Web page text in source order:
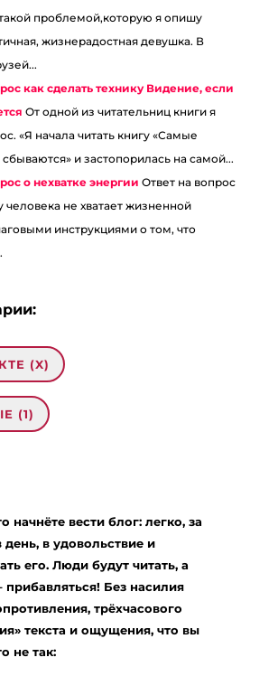
проблемой,которую я опишу
жизнерадостная девушка. В
как сделать технику Видение, если
От одной из читательниц книги я
«Я начала читать книгу «Самые
и застопорилась на самой...
о нехватке энергии Ответ на вопрос
человека не хватает жизненной
инструкциями о том, что
(X)
(1)
:
Вам большое… Вы правы, наверно я
не особо правильно! Спасибо, я
изменить свою тактику… Спасибо
что уделили мне время!
начнёте вести блог: легко, за
день, в удовольствие и
его. Люди будут читать, а
прибавляться! Без насилия
трёхчасового
текста и ощущения, что вы
не так: